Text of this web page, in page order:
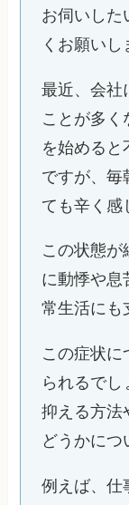
お伺いした
くお願いし
最近、会社
ことが多く
を始めると
ですが、毎
ても辛く感
この状態が
に動悸や息
常生活にも
この症状に
られるでし
抑える方法
どうかにつ
例えば、仕